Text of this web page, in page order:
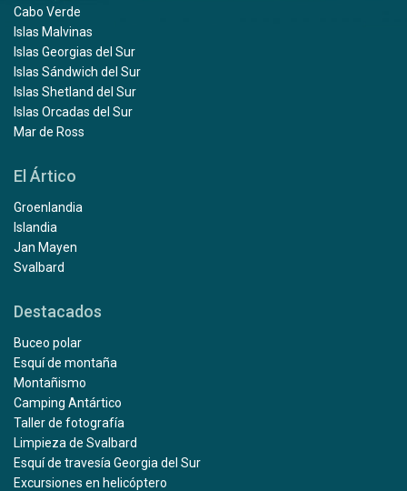
Cabo Verde
Islas Malvinas
Islas Georgias del Sur
Islas Sándwich del Sur
Islas Shetland del Sur
Islas Orcadas del Sur
Mar de Ross
El Ártico
Groenlandia
Islandia
Jan Mayen
Svalbard
Destacados
Buceo polar
Esquí de montaña
Montañismo
Camping Antártico
Taller de fotografía
Limpieza de Svalbard
Esquí de travesía Georgia del Sur
Excursiones en helicóptero